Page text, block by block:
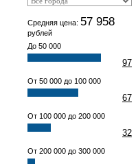
Средняя цена: 57 958
рублей
До 50 000
97
От 50 000 до 100 000
67
От 100 000 до 200 000
32
От 200 000 до 300 000